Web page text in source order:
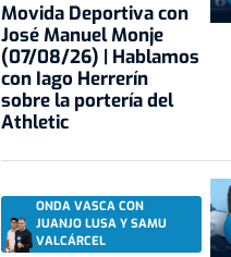
Movida Deportiva con
José Manuel Monje
(07/08/26) | Hablamos
con Iago Herrerín
sobre la portería del
Athletic
ONDA VASCA CON
JUANJO LUSA Y SAMU
VALCÁRCEL